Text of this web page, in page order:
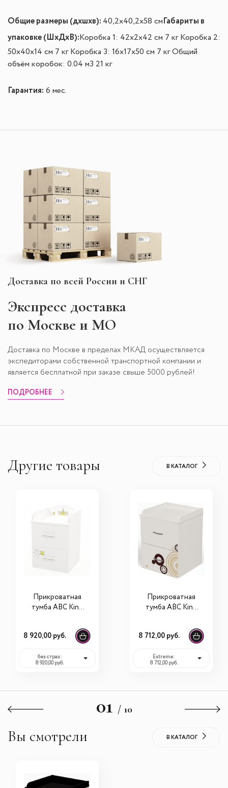
Общие размеры (дхшхв): 40,2x40,2x58 смГабариты в
упаковке (ШxДxВ): Коробка 1: 42x2x42 см 7 кг Коробка 2:
50x40x14 см 7 кг Коробка 3: 16x17x50 см 7 кг Общий
объём коробок: 0.04 м3 21 кг
Гарантия: 6 мес.
Доставка по всей России и СНГ
Экспресс доставка
по Москве и МО
Доставка по Москве в пределах МКАД осуществляется
экспедиторами собственной транспортной компании и
является бесплатной при заказе свыше 5000 рублей!
ПОДРОБНЕЕ
Другие товары В КАТАЛОГ
Прикроватная
тумба ABC King
Swarovski
8 920,00 руб.
без страз:
8 920,00 руб.
Прикроватная
тумба ABC King
8 712,00 руб.
Extreme:
8 712,00 руб.
01 / 10
Вы смотрели В КАТАЛОГ